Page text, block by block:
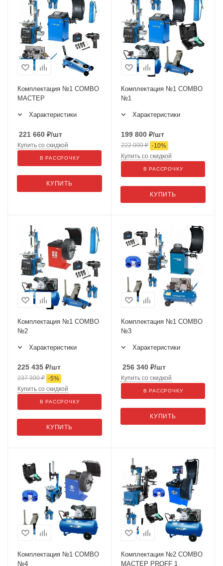
Комплектация №1 COMBO
МАСТЕР
Характеристики
221 660 ₽/шт
КУПИТЬ
Купить со скидкой
В РАССРОЧКУ
Комплектация №1 COMBO
№1
Характеристики
199 800 ₽/шт
222 000₽ -10%
КУПИТЬ
Купить со скидкой
В РАССРОЧКУ
Комплектация №1 COMBO
№2
Характеристики
225 435 ₽/шт
237 300₽ -5%
КУПИТЬ
Купить со скидкой
В РАССРОЧКУ
Комплектация №1 COMBO
№3
Характеристики
256 340 ₽/шт
КУПИТЬ
Купить со скидкой
В РАССРОЧКУ
Комплектация №1 COMBO
№4
Комплектация №2 COMBO
МАСТЕР PROFF 1